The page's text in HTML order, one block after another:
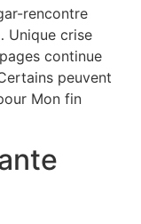
rencontre
Unique crise
continue
peuvent
Mon fin